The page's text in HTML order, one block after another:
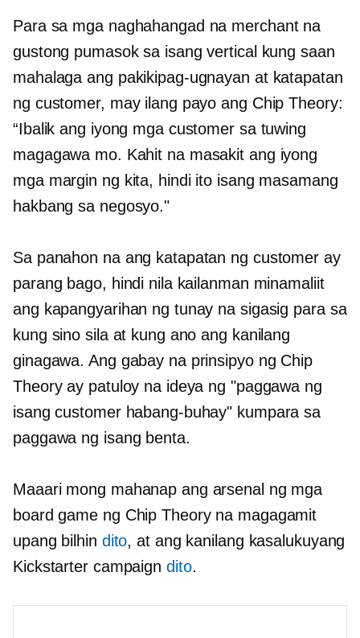
Para sa mga naghahangad na merchant na
gustong pumasok sa isang vertical kung saan
mahalaga ang pakikipag-ugnayan at katapatan
ng customer, may ilang payo ang Chip Theory:
“Ibalik ang iyong mga customer sa tuwing
magagawa mo. Kahit na masakit ang iyong
mga margin ng kita, hindi ito isang masamang
hakbang sa negosyo."
Sa panahon na ang katapatan ng customer ay
parang bago, hindi nila kailanman minamaliit
ang kapangyarihan ng tunay na sigasig para sa
kung sino sila at kung ano ang kanilang
ginagawa. Ang gabay na prinsipyo ng Chip
Theory ay patuloy na ideya ng "paggawa ng
isang customer habang-buhay" kumpara sa
paggawa ng isang benta.
Maaari mong mahanap ang arsenal ng mga
board game ng Chip Theory na magagamit
upang bilhin dito, at ang kanilang kasalukuyang
Kickstarter campaign dito.